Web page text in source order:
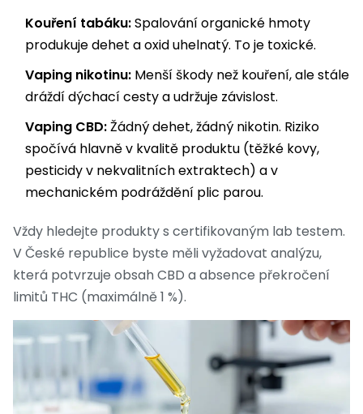
Kouření tabáku:Spalování organické hmoty
produkuje dehet a oxid uhelnatý. To je toxické.
Vaping nikotinu: Menší škody než kouření, ale stále
dráždí dýchací cesty a udržuje závislost.
Vaping CBD:Žádný dehet, žádný nikotin. Riziko
spočívá hlavně v kvalitě produktu (těžké kovy,
pesticidy v nekvalitních extraktech) a v
mechanickém podráždění plic parou.
Vždy hledejte produkty s certifikovaným lab testem.
V České republice byste měli vyžadovat analýzu,
která potvrzuje obsah CBD a absence překročení
limitů THC (maximálně 1 %).